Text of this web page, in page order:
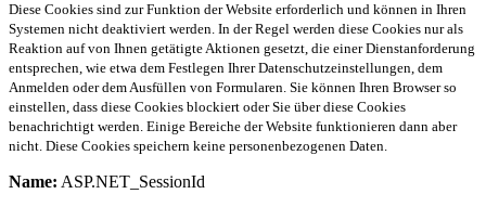
Diese Cookies sind zur Funktion der Website erforderlich und können in Ihren
Systemen nicht deaktiviert werden. In der Regel werden diese Cookies nur als
Reaktion auf von Ihnen getätigte Aktionen gesetzt, die einer Dienstanforderung
entsprechen, wie etwa dem Festlegen Ihrer Datenschutzeinstellungen, dem
Anmelden oder dem Ausfüllen von Formularen. Sie können Ihren Browser so
einstellen, dass diese Cookies blockiert oder Sie über diese Cookies
benachrichtigt werden. Einige Bereiche der Website funktionieren dann aber
nicht. Diese Cookies speichern keine personenbezogenen Daten.
Name: ASP.NET_SessionId